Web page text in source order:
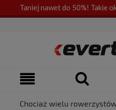
Taniej nawet do 50%! Takie
Chociaż wielu